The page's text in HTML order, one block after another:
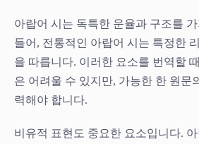
아랍어 시는 독특한 운율과 구조를
들어, 전통적인 아랍어 시는 특정한
을 따릅니다. 이러한 요소를 번역할
은 어려울 수 있지만, 가능한 한 원문
력해야 합니다.
비유적 표현도 중요한 요소입니다.